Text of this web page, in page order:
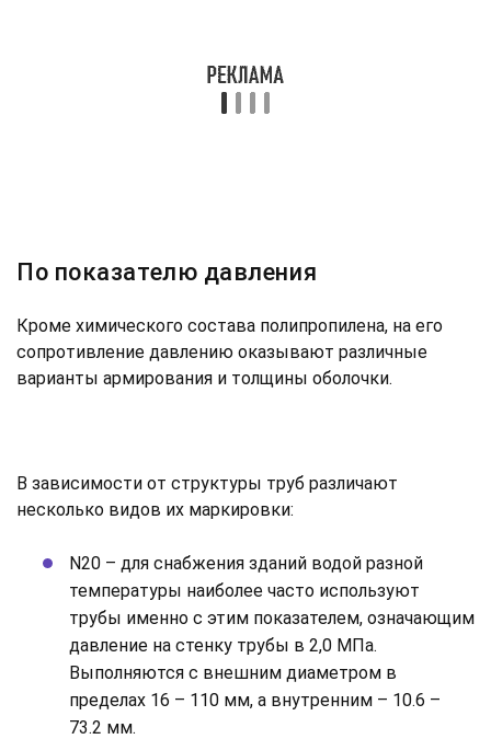
По показателю давления
Кроме химического состава полипропилена, на его
сопротивление давлению оказывают различные
варианты армирования и толщины оболочки.
В зависимости от структуры труб различают
несколько видов их маркировки:
N20 – для снабжения зданий водой разной
температуры наиболее часто используют
трубы именно с этим показателем, означающим
давление на стенку трубы в 2,0 МПа.
Выполняются с внешним диаметром в
пределах 16 – 110 мм, а внутренним – 10.6 –
73.2 мм.